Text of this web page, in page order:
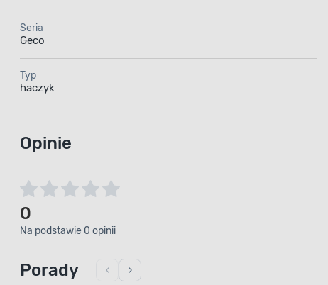
Seria
Geco
Typ
haczyk
Opinie
0
Na podstawie 0 opinii
Porady